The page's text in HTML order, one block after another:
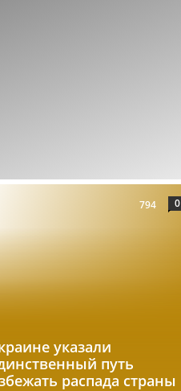
указали
путь
распада страны
794 0